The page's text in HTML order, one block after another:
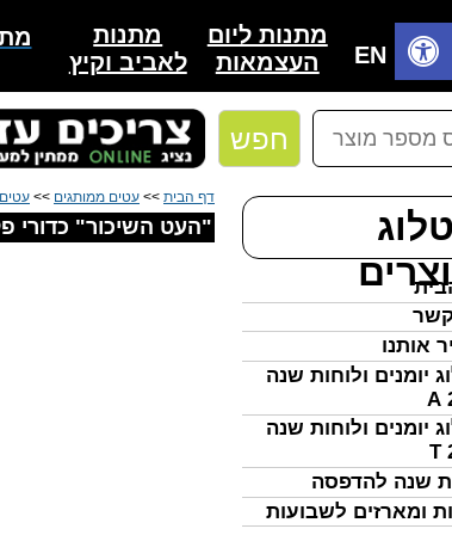
חפש
אותנו
יומנים ולוחות שנה
יומנים ולוחות שנה
שנה להדפסה
ומארזים לשבועות
EN
מתנות
לאביב וקיץ
מתנות ליום
העצמאות
דף הבית >> עטים ממותגים >>
"העט השיכור" כדורי